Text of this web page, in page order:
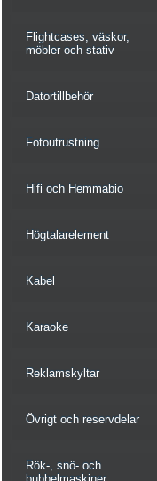
Flightcases, väskor,
möbler och stativ
Datortillbehör
Fotoutrustning
Hifi och Hemmabio
Högtalarelement
Kabel
Karaoke
Reklamskyltar
Övrigt och reservdelar
Rök-, snö- och